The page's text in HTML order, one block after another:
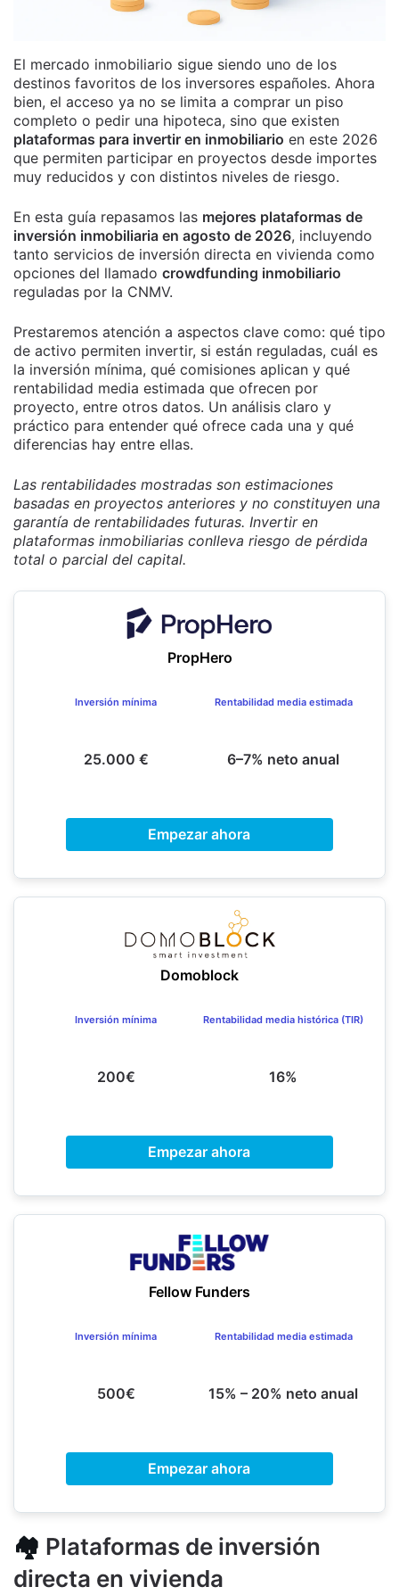
El mercado inmobiliario sigue siendo uno de los
destinos favoritos de los inversores españoles. Ahora
bien, el acceso ya no se limita a comprar un piso
completo o pedir una hipoteca, sino que existen
plataformas para invertir en inmobiliario en este 2026
que permiten participar en proyectos desde importes
muy reducidos y con distintos niveles de riesgo.
En esta guía repasamos las mejores plataformas de
inversión inmobiliaria en agosto de 2026, incluyendo
tanto servicios de inversión directa en vivienda como
opciones del llamado crowdfunding inmobiliario
reguladas por la CNMV.
Prestaremos atención a aspectos clave como: qué tipo
de activo permiten invertir, si están reguladas, cuál es
la inversión mínima, qué comisiones aplican y qué
rentabilidad media estimada que ofrecen por
proyecto, entre otros datos. Un análisis claro y
práctico para entender qué ofrece cada una y qué
diferencias hay entre ellas.
Las rentabilidades mostradas son estimaciones
basadas en proyectos anteriores y no constituyen una
garantía de rentabilidades futuras. Invertir en
plataformas inmobiliarias conlleva riesgo de pérdida
total o parcial del capital.
PropHero
Inversión mínima
25.000 €
Rentabilidad media estimada
6–7% neto anual
Empezar ahora
Domoblock
Inversión mínima
200€
Rentabilidad media histórica (TIR)
16%
Empezar ahora
Fellow Funders
Inversión mínima
500€
Rentabilidad media estimada
15% – 20% neto anual
Empezar ahora
🏘️ Plataformas de inversión
directa en vivienda